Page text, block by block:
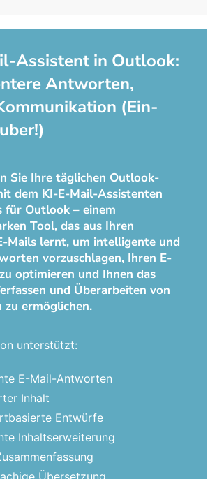
Assistent in Outlook:
Antworten,
(Ein-
Sie Ihre täglichen Outlook-
dem KI-E-Mail-Assistenten
für Outlook – einem
Tool, das aus Ihren
Mails lernt, um intelligente und
vorzuschlagen, Ihren E-
optimieren und Ihnen das
und Überarbeiten von
zu ermöglichen.
unterstützt:
E-Mail-Antworten
Inhalt
Entwürfe
Inhaltserweiterung